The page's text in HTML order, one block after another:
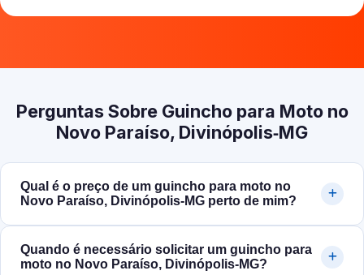
Perguntas Sobre Guincho para Moto no
Novo Paraíso, Divinópolis‑MG
Qual é o preço de um guincho para moto no
Novo Paraíso, Divinópolis‑MG perto de mim?
Quando é necessário solicitar um guincho para
moto no Novo Paraíso, Divinópolis‑MG?